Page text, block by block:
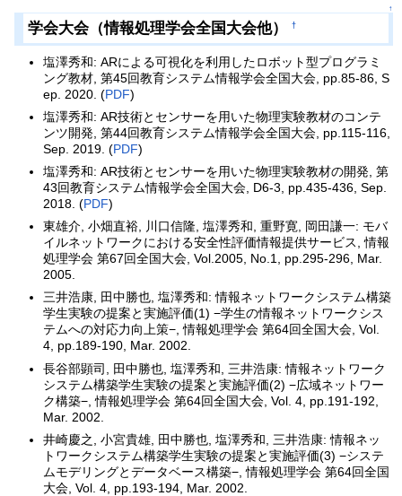
↑
学会大会（情報処理学会全国大会他） †
塩澤秀和: ARによる可視化を利用したロボット型プログラミ
ング教材, 第45回教育システム情報学会全国大会, pp.85-86, S
ep. 2020. (PDF)
塩澤秀和: AR技術とセンサーを用いた物理実験教材のコンテ
ンツ開発, 第44回教育システム情報学会全国大会, pp.115-116,
Sep. 2019. (PDF)
塩澤秀和: AR技術とセンサーを用いた物理実験教材の開発, 第
43回教育システム情報学会全国大会, D6-3, pp.435-436, Sep.
2018. (PDF)
東雄介, 小畑直裕, 川口信隆, 塩澤秀和, 重野寛, 岡田謙一: モバ
イルネットワークにおける安全性評価情報提供サービス, 情報
処理学会 第67回全国大会, Vol.2005, No.1, pp.295-296, Mar.
2005.
三井浩康, 田中勝也, 塩澤秀和: 情報ネットワークシステム構築
学生実験の提案と実施評価(1) −学生の情報ネットワークシス
テムへの対応力向上策−, 情報処理学会 第64回全国大会, Vol.
4, pp.189-190, Mar. 2002.
長谷部顕司, 田中勝也, 塩澤秀和, 三井浩康: 情報ネットワーク
システム構築学生実験の提案と実施評価(2) −広域ネットワー
ク構築−, 情報処理学会 第64回全国大会, Vol. 4, pp.191-192,
Mar. 2002.
井崎慶之, 小宮貴雄, 田中勝也, 塩澤秀和, 三井浩康: 情報ネッ
トワークシステム構築学生実験の提案と実施評価(3) −システ
ムモデリングとデータベース構築−, 情報処理学会 第64回全国
大会, Vol. 4, pp.193-194, Mar. 2002.